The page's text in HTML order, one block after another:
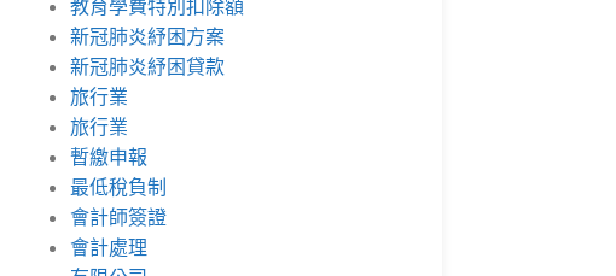
教育學費特別扣除額
新冠肺炎紓困方案
新冠肺炎紓困貸款
旅行業
旅行業
暫繳申報
最低稅負制
會計師簽證
會計處理